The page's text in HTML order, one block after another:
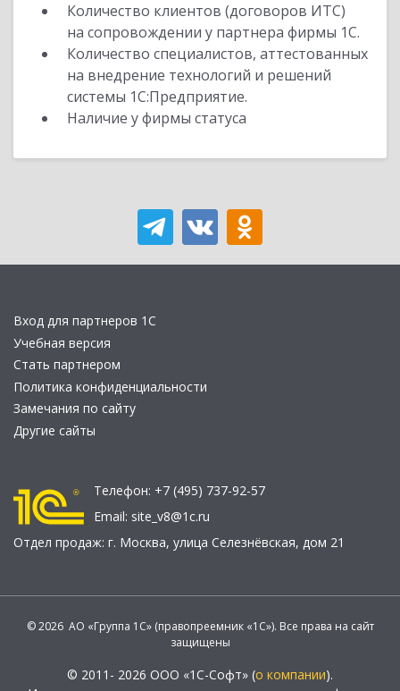
Количество клиентов (договоров ИТС)
на сопровождении у партнера фирмы 1С.
Количество специалистов, аттестованных
на внедрение технологий и решений
системы 1С:Предприятие.
Наличие у фирмы статуса
Вход для партнеров 1С
Учебная версия
Стать партнером
Политика конфиденциальности
Замечания по сайту
Другие сайты
Телефон: +7 (495) 737-92-57
Email: site_v8@1c.ru
Отдел продаж: г. Москва, улица Селезнёвская, дом 21
© 2026 АО «Группа 1С» (правопреемник «1С»). Все права на сайт
защищены
© 2011- 2026 ООО «1С-Софт» (о компании).